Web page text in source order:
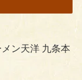
メン天洋 九条本